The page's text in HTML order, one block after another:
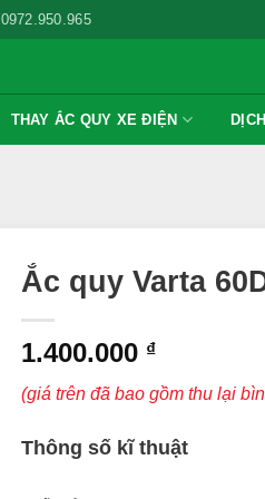
0972.950.965
THAY ẮC QUY XE ĐIỆN
Ắc quy Varta
1.400.000 ₫
(giá trên đã bao gồm thu lại
Thông số kĩ thuật